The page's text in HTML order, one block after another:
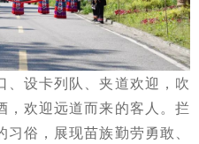
设卡列队、夹道欢迎，吹
欢迎远道而来的客人。拦
俗，展现苗族勤劳勇敢、